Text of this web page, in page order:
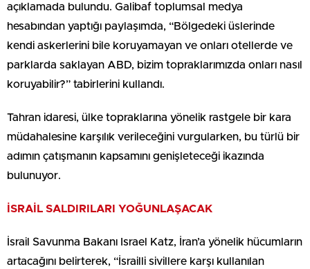
açıklamada bulundu. Galibaf toplumsal medya
hesabından yaptığı paylaşımda, “Bölgedeki üslerinde
kendi askerlerini bile koruyamayan ve onları otellerde ve
parklarda saklayan ABD, bizim topraklarımızda onları nasıl
koruyabilir?” tabirlerini kullandı.
Tahran idaresi, ülke topraklarına yönelik rastgele bir kara
müdahalesine karşılık verileceğini vurgularken, bu türlü bir
adımın çatışmanın kapsamını genişleteceği ikazında
bulunuyor.
İSRAİL SALDIRILARI YOĞUNLAŞACAK
İsrail Savunma Bakanı Israel Katz, İran’a yönelik hücumların
artacağını belirterek, “İsrailli sivillere karşı kullanılan